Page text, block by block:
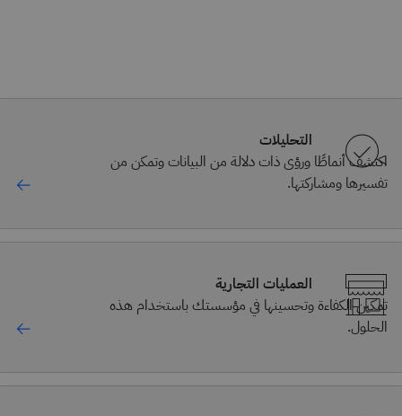
التحليلات
اكتشف أنماطًا ورؤى ذات دلالة من البيانات وتمكن من
تفسيرها ومشاركتها.
العمليات التجارية
تمكين الكفاءة وتحسينها في مؤسستك باستخدام هذه
الحلول.